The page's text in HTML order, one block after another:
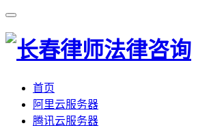
首页
阿里云服务器
腾讯云服务器